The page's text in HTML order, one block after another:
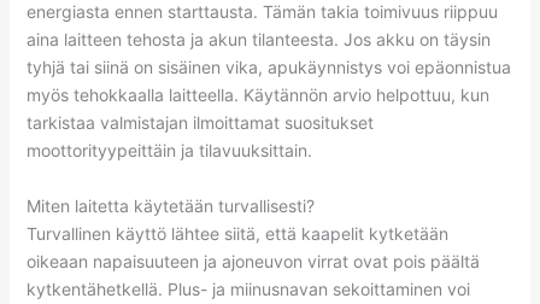
energiasta ennen starttausta. Tämän takia toimivuus riippuu
aina laitteen tehosta ja akun tilanteesta. Jos akku on täysin
tyhjä tai siinä on sisäinen vika, apukäynnistys voi epäonnistua
myös tehokkaalla laitteella. Käytännön arvio helpottuu, kun
tarkistaa valmistajan ilmoittamat suositukset
moottorityypeittäin ja tilavuuksittain.
Miten laitetta käytetään turvallisesti?
Turvallinen käyttö lähtee siitä, että kaapelit kytketään
oikeaan napaisuuteen ja ajoneuvon virrat ovat pois päältä
kytkentähetkellä. Plus- ja miinusnavan sekoittaminen voi